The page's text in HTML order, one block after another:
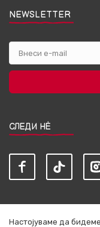
NEWSLETTER
СЛЕДИ НЀ
Настојуваме да